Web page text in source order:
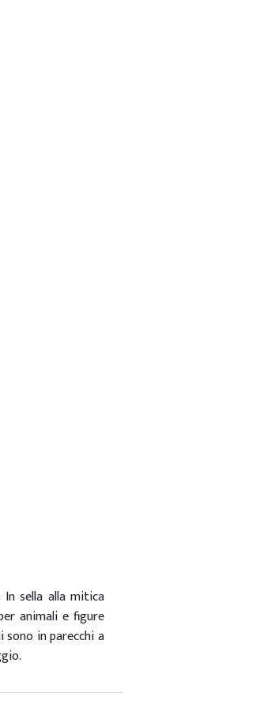
In sella alla mitica
animali e figure
sono in parecchi a